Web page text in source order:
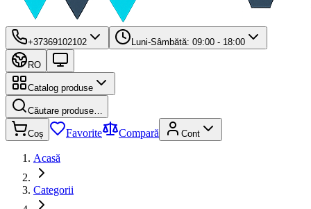
+37369102102 Luni-Sâmbătă: 09:00 - 18:00
RO
Catalog produse
Căutare produse…
Coș Favorite Compară Cont
Acasă
Categorii